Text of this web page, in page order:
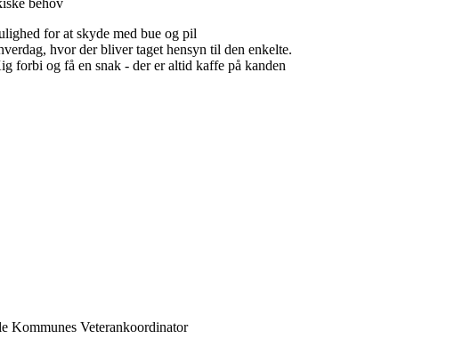
behov
for at skyde med bue og pil
hvor der bliver taget hensyn til den enkelte.
forbi og få en snak - der er altid kaffe på kanden
Kommunes Veterankoordinator